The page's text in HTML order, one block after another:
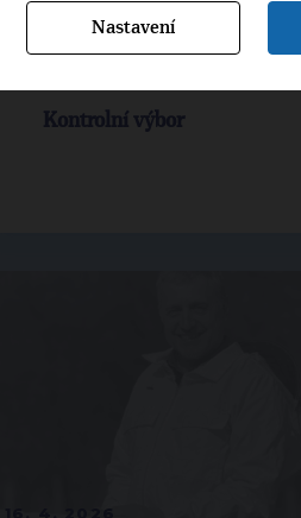
Dopravní komise
Kontrolní výbor
Nastavení